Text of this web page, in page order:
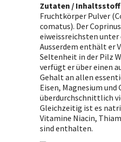
Zutaten /
Fruchtkörper Pulver
comatus). Der
eiweissreichsten
Ausserdem enthält er
Seltenheit in der Pilz
verfügt er über einen
Gehalt an allen
Eisen, Magnesium und
überdurchschnittlich
Gleichzeitig ist es
Vitamine Niacin,
sind enthalten.